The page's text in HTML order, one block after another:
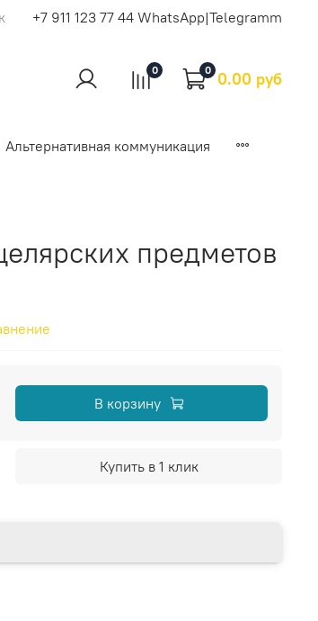
+7 911 123 77 44 WhatsApp|Telegramm
0 0 0.00 руб
Альтернативная коммуникация
предметов
В корзину
Купить в 1 клик